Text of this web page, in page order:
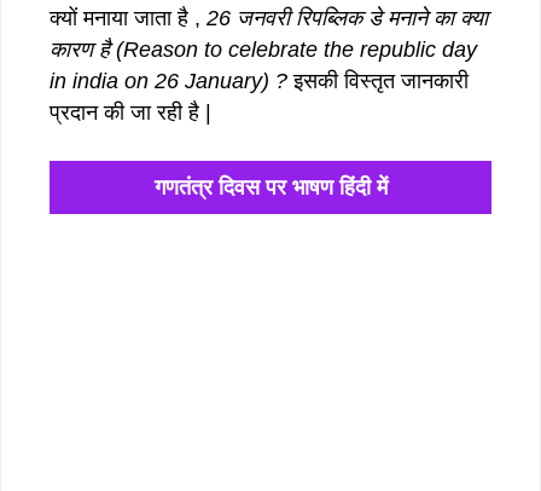
क्यों मनाया जाता है , 26 जनवरी रिपब्लिक डे मनाने का क्या
कारण है (Reason to celebrate the republic day
in india on 26 January) ? इसकी विस्तृत जानकारी
प्रदान की जा रही है |
गणतंत्र दिवस पर भाषण हिंदी में